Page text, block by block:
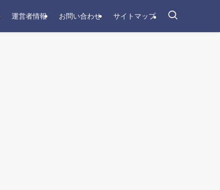
運営者情報 お問い合わせ サイトマップ